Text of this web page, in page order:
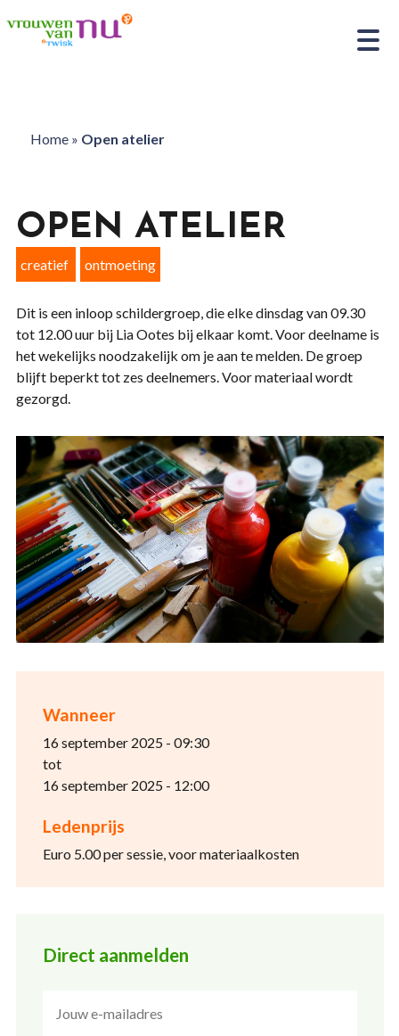
Home» Open atelier
Wanneer
16 september 2025 - 09:30
tot
16 september 2025 - 12:00
Ledenprijs
Euro 5.00 per sessie, voor materiaalkosten
Direct aanmelden
OPEN ATELIER
creatief ontmoeting
Dit is een inloop schildergroep, die elke dinsdag van 09.30
tot 12.00 uur bij Lia Ootes bij elkaar komt. Voor deelname is
het wekelijks noodzakelijk om je aan te melden. De groep
blijft beperkt tot zes deelnemers. Voor materiaal wordt
gezorgd.